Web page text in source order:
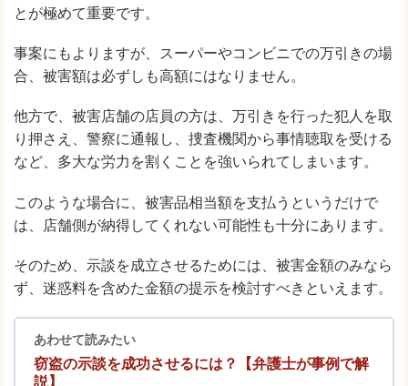
とが極めて重要です。
事案にもよりますが、スーパーやコンビニでの万引きの場
合、被害額は必ずしも高額にはなりません。
他方で、被害店舗の店員の方は、万引きを行った犯人を取
り押さえ、警察に通報し、捜査機関から事情聴取を受ける
など、多大な労力を割くことを強いられてしまいます。
このような場合に、被害品相当額を支払うというだけで
は、店舗側が納得してくれない可能性も十分にあります。
そのため、示談を成立させるためには、被害金額のみなら
ず、迷惑料を含めた金額の提示を検討すべきといえます。
あわせて読みたい
窃盗の示談を成功させるには？【弁護士が事例で解
説】